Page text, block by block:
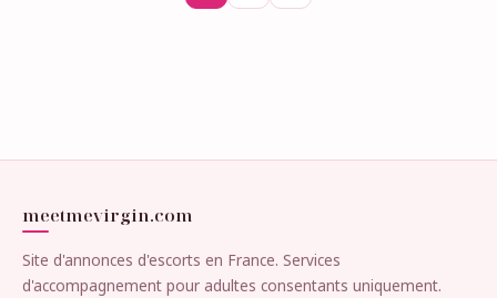
meetmevirgin.com
Site d'annonces d'escorts en France. Services
d'accompagnement pour adultes consentants uniquement.